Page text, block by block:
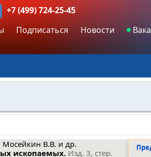
+7 (499) 724-25-45
Подписаться Новости
Мосейкин В.В. и др.
ископаемых. Изд. 3, стер.